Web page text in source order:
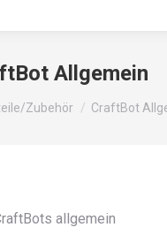
Allgemein
hier:
Zubehör CraftBot
allgemein